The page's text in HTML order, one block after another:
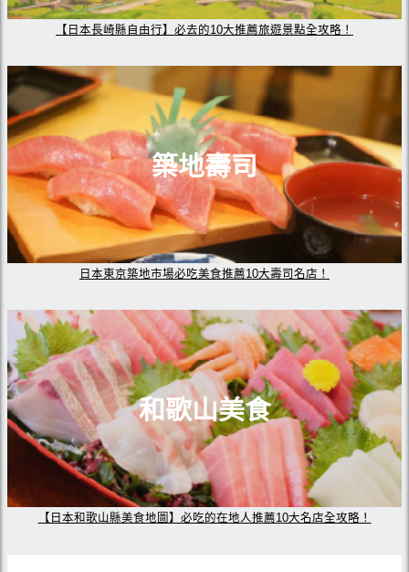
【日本長崎縣自由行】必去的10大推薦旅遊景點全攻略！
築地壽司
日本東京築地市場必吃美食推薦10大壽司名店！
和歌山美食
【日本和歌山縣美食地圖】必吃的在地人推薦10大名店全攻略！